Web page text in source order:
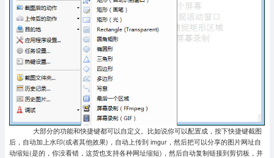
大部分的功能和快捷键都可以自定义。比如说你可以配置成，按下快捷键截图
后，自动加上水印(或者其他效果)，自动上传到 imgur，然后把可以分享的图片网址自
动缩短(是的，你没看错，这货也支持各种网址缩短)，然后自动复制链接到剪切板，并